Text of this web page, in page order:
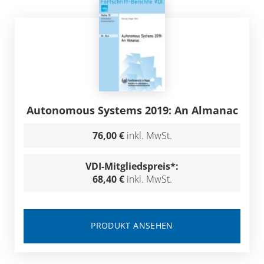
Autonomous Systems 2019: An Almanac
76,00 € inkl. MwSt.
VDI-Mitgliedspreis*:
68,40 € inkl. MwSt.
PRODUKT ANSEHEN